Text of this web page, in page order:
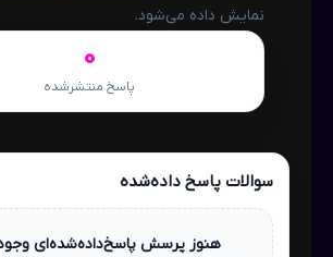
نمایش داده می‌شود.
0
پاسخ منتشرشده
سوالات پاسخ داده‌شده
هنوز پرسش پاسخ‌داده‌شده‌ای وجود